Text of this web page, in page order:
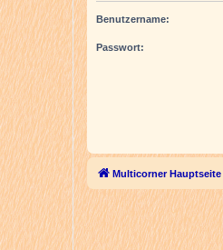
Benutzername:
Passwort:
Multicorner Hauptseite